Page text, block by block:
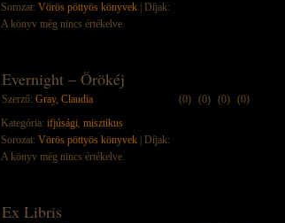
Sorozat: Vörös pöttyös könyvek| Díjak:
A könyv még nincs értékelve.
Evernight – Örökéj
Szerző: Gray, Claudia (0) (0) (0) (0)
Kategória: ifjúsági, misztikus
Sorozat: Vörös pöttyös könyvek| Díjak:
A könyv még nincs értékelve.
Ex Libris